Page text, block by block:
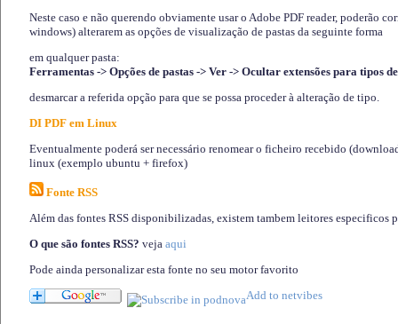
Neste caso e não querendo obviamente usar o Adobe PDF reader, poderão
windows) alterarem as opções de visualização de pastas da seguinte forma
em qualquer pasta:
Ferramentas -> Opções de pastas -> Ver -> Ocultar extensões para tipos
desmarcar a referida opção para que se possa proceder à alteração de tipo.
DI PDF em Linux
Eventualmente poderá ser necessário renomear o ficheiro recebido
linux (exemplo ubuntu + firefox)
Fonte RSS
Além das fontes RSS disponibilizadas, existem tambem leitores especificos
O que são fontes RSS? veja aqui
Pode ainda personalizar esta fonte no seu motor favorito